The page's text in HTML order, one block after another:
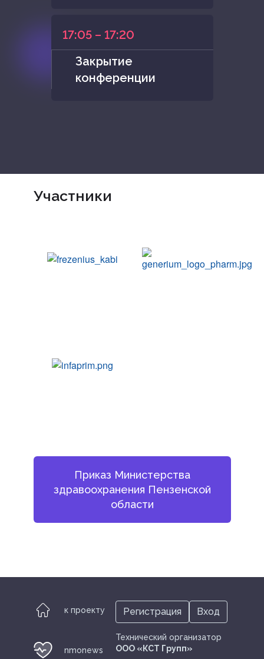
17:05 – 17:20
Закрытие
конференции
Участники
Приказ Министерства
здравоохранения Пензенской
области
к проекту
nmonews
Технический организатор
ООО «КСТ Групп»
Регистрация Вход